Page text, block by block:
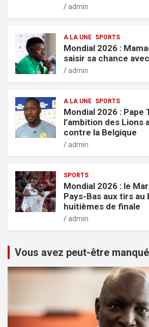
admin
A LA UNE SPORTS
Mondial 2026 :
saisir sa chance
admin
A LA UNE SPORTS
Mondial 2026 : Pape
l’ambition des Lions
contre la Belgique
admin
SPORTS
Mondial 2026 : le
Pays-Bas aux tirs
huitièmes de finale
admin
Vous avez peut-être manqué